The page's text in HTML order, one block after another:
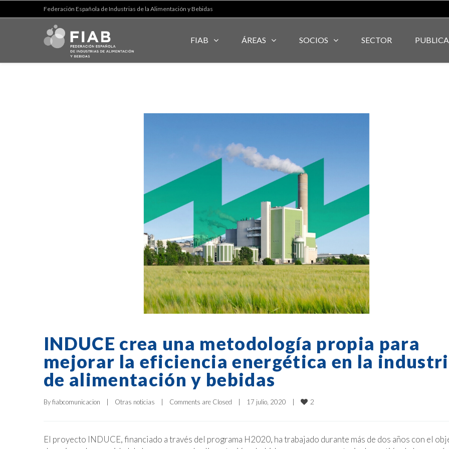
Federación Española de Industrias de la Alimentación y Bebidas
FIAB ÁREAS SOCIOS SECTOR
INDUCE crea una metodología propia para
mejorar la eficiencia energética en la
de alimentación y bebidas
By fiabcomunicacion Otras noticias Comments are Closed 17 julio, 2020 2
El proyecto INDUCE, financiado a través del programa H2020, ha trabajado durante más de dos años con el